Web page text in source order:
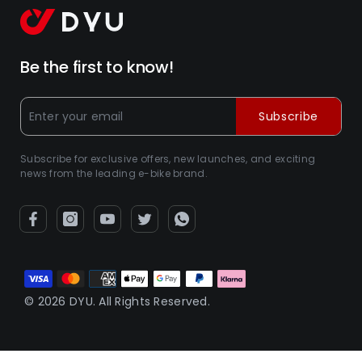
Be the first to know!
Subscribe for exclusive offers, new launches, and exciting
news from the leading e-bike brand.
Subscribe
© 2026 DYU. All Rights Reserved.
Moyens
de